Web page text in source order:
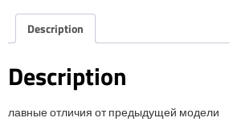
Description
Description
лавные отличия от предыдущей модели